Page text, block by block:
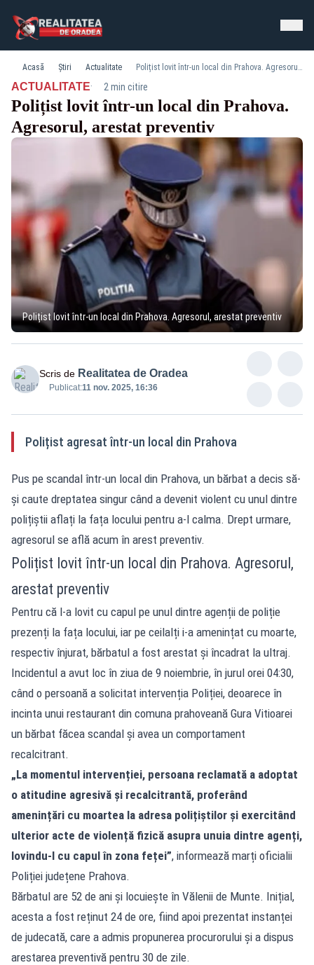
Acasă Știri Actualitate Polițist lovit într-un local din Prahova. Agresorul, arestat preventiv
ACTUALITATE· 2 min citire
Polițist lovit într-un local din Prahova.
Agresorul, arestat preventiv
Polițist lovit într-un local din Prahova. Agresorul, arestat preventiv
Scris de Realitatea de Oradea
Publicat:11 nov. 2025, 16:36
Polițist agresat într-un local din Prahova
Pus pe scandal într-un local din Prahova, un bărbat a decis să-
și caute dreptatea singur când a devenit violent cu unul dintre
polițiștii aflați la fața locului pentru a-l calma. Drept urmare,
agresorul se află acum în arest preventiv.
Polițist lovit într-un local din Prahova. Agresorul,
arestat preventiv
Pentru că l-a lovit cu capul pe unul dintre agenții de poliție
prezenți la fața locului, iar pe ceilalți i-a amenințat cu moarte,
respectiv înjurat, bărbatul a fost arestat și încadrat la ultraj.
Incidentul a avut loc în ziua de 9 noiembrie, în jurul orei 04:30,
când o persoană a solicitat intervenția Poliției, deoarece în
incinta unui restaurant din comuna prahoveană Gura Vitioarei
un bărbat făcea scandal și avea un comportament
recalcitrant.
„La momentul intervenției, persoana reclamată a adoptat
o atitudine agresivă și recalcitrantă, proferând
amenințări cu moartea la adresa polițiștilor și exercitând
ulterior acte de violență fizică asupra unuia dintre agenți,
lovindu-l cu capul în zona feței”, informează marți oficialii
Poliției județene Prahova.
Bărbatul are 52 de ani și locuiește în Vălenii de Munte. Inițial,
acesta a fost reținut 24 de ore, fiind apoi prezentat instanței
de judecată, care a admis propunerea procurorului și a dispus
arestarea preventivă pentru 30 de zile.